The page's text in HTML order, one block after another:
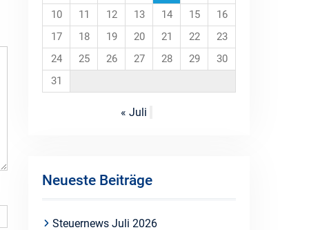
10
11 12 13 14 15
16
17
18 19 20 21 22
23
24
25 26 27 28 29
30
31
« Juli
Neueste Beiträge
Steuernews Juli 2026